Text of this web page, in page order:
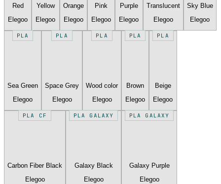
Red
Elegoo
Yellow
Elegoo
Orange
Elegoo
Pink
Elegoo
Purple
Elegoo
Translucent
Elegoo
Sky Blue
Elegoo
PLA
Sea Green
Elegoo
PLA
Space Grey
Elegoo
PLA
Wood color
Elegoo
PLA
Brown
Elegoo
PLA
Beige
Elegoo
PLA CF
Carbon Fiber Black
Elegoo
PLA GALAXY
Galaxy Black
Elegoo
PLA GALAXY
Galaxy Purple
Elegoo